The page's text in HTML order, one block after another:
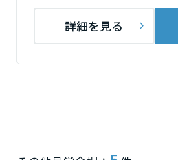
住まいの売却
まいづくりを楽しく学べるデジタルラ
ホームラウンジ リフォーム
すべてのフィールドに新しい価値をデ
のまちづくりを実現していきます。
ミサワゼネラルソリューション
ミサワホームオーナーさま・リフォー
ームを結ぶコミュニケーションサイト
ツや、ミサワホームからの大切なお知
新卒者採用
中途採用
詳細を見る